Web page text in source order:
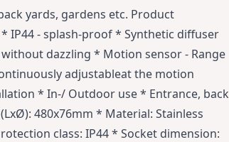
yards, gardens etc. Product
IP44 - splash-proof * Synthetic diffuser
dazzling * Motion sensor - Range
adjustableat the motion
* In-/ Outdoor use * Entrance, back
480x76mm * Material: Stainless
class: IP44 * Socket dimension: